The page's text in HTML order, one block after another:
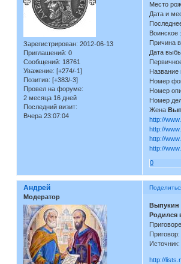
Зарегистрирован: 2012-06-13
Приглашений: 0
Сообщений: 18761
Уважение: [+274/-1]
Позитив: [+383/-3]
Провел на форуме:
2 месяца 16 дней
Последний визит:
Вчера 23:07:04
Место
Дата и
Воинское
Причина
Дата
Номер
Номер
Номер
Жена
http://
http://
http://
http://
0
Андрей
Модератор
Выпукин
Родился
http://